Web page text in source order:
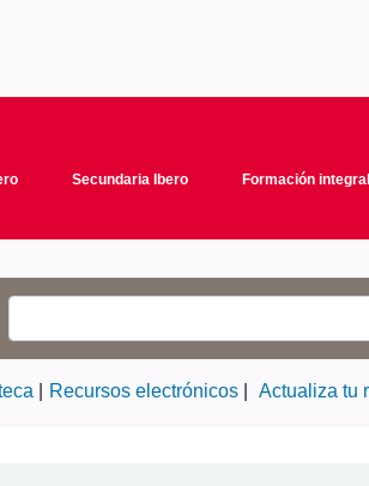
Secundaria Ibero Formación integral
Recursos electrónicos Actualiza tu